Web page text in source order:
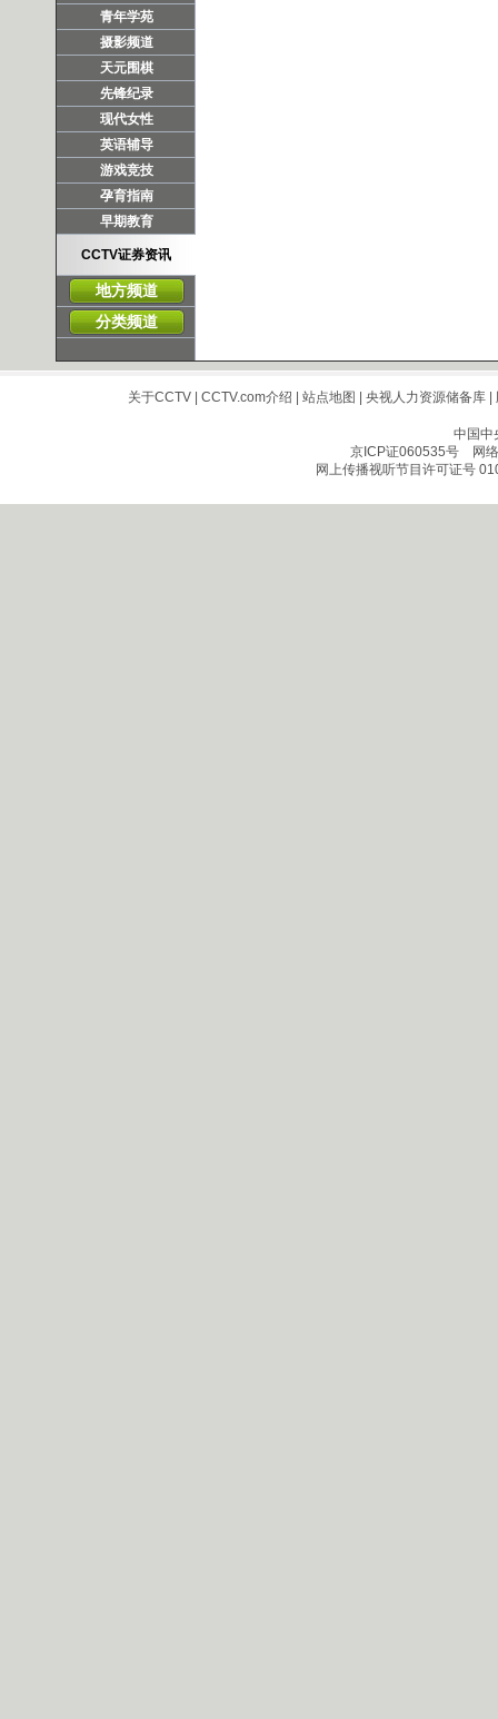
青年学苑
摄影频道
天元围棋
先锋纪录
现代女性
英语辅导
游戏竞技
孕育指南
早期教育
CCTV证券资讯
地方频道
分类频道
关于CCTV| CCTV.com介绍 | 站点地图 | 央视人力资源储备库|
中国中
京ICP证060535号网络
网上传播视听节目许可证号